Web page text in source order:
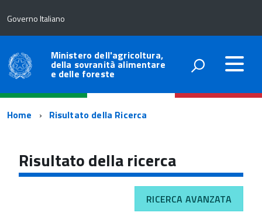
Governo Italiano
Ministero dell'agricoltura,
della sovranità alimentare
e delle foreste
Percorso
navigazione
Home Risultato della Ricerca
Risultato della ricerca
RICERCA AVANZATA